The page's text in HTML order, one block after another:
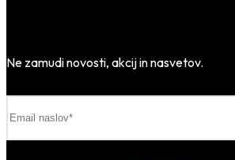
Ne zamudi novosti, akcij in nasvetov.